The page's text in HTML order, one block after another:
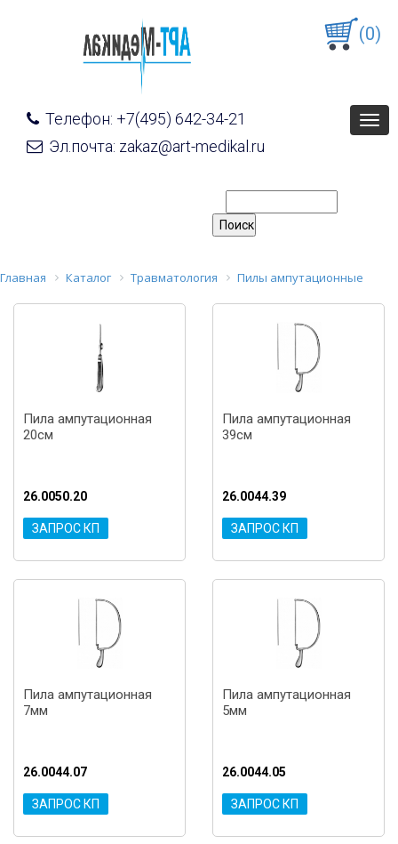
Телефон: +7(495) 642-34-21
Эл.почта: zakaz@art-medikal.ru
(0)
Главная Каталог Травматология Пилы ампутационные
Пила ампутационная
20см
26.0050.20
ЗАПРОС КП
Пила ампутационная
39см
26.0044.39
ЗАПРОС КП
Пила ампутационная
7мм
26.0044.07
ЗАПРОС КП
Пила ампутационная
5мм
26.0044.05
ЗАПРОС КП